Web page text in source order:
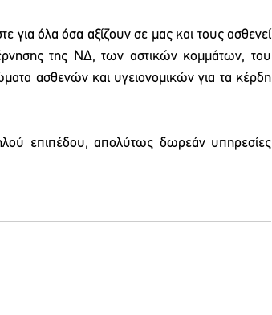
όλα όσα αξίζουν σε μας και τους ασθενεί
της ΝΔ, των αστικών κομμάτων, του
ασθενών και υγειονομικών για τα κέρδη
επιπέδου, απολύτως δωρεάν υπηρεσίες